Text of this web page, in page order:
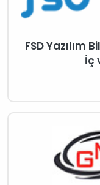
FSD Yazılım
İç